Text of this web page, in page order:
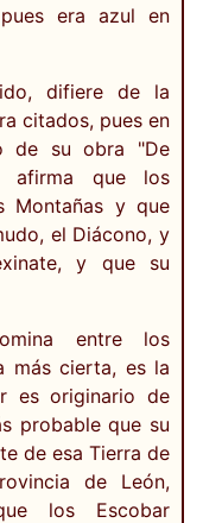
era azul en
difiere de la
citados, pues en
de su obra "De
afirma que los
Montañas y que
el Diácono, y
y que su
entre los
más cierta, es la
es originario de
probable que su
de esa Tierra de
de León,
los Escobar